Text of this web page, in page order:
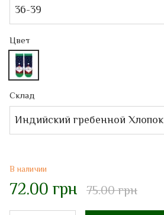
36-39
Цвет
Склад
Индийский гребенной Хлопок
В наличии
72.00 грн 75.00 грн